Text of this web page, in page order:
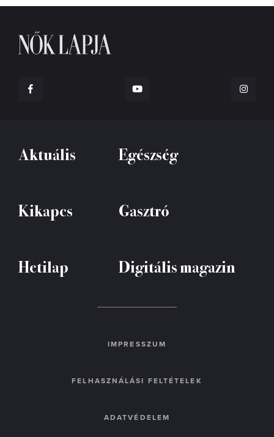
Aktuális Egészség
Kikapcs Gasztró
Hetilap Digitális magazin
IMPRESSZUM
FELHASZNÁLÁSI FELTÉTELEK
ADATVÉDELEM